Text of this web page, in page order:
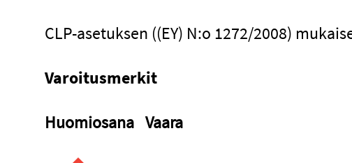
CLP-asetuksen ((EY) N:o 1272/2008)
Varoitusmerkit
Huomiosana Vaara